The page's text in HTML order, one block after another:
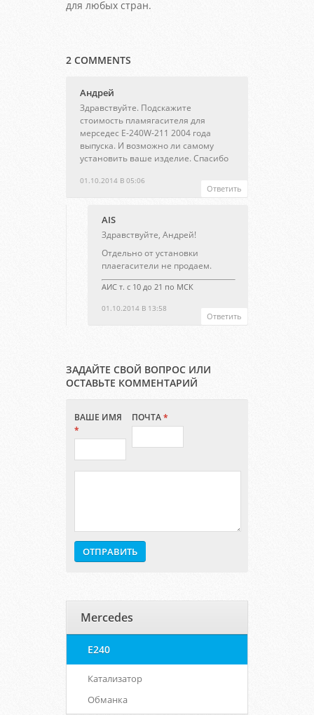
для любых стран.
2 COMMENTS
Андрей
01.10.2014 В 05:06
Здравствуйте. Подскажите
стоимость пламягасителя для
мерседес Е-240W-211 2004 года
выпуска. И возможно ли самому
установить ваше изделие. Спасибо
Ответить
AIS
01.10.2014 В 13:58
Здравствуйте, Андрей!
Отдельно от установки
плаегасители не продаем.
АИС т. с 10 до 21 по МСК
Ответить
ЗАДАЙТЕ СВОЙ ВОПРОС ИЛИ
ОСТАВЬТЕ КОММЕНТАРИЙ
ВАШЕ ИМЯ
*
ПОЧТА*
Mercedes
E240
Катализатор
Обманка